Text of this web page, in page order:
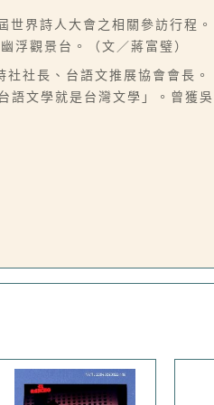
界詩人大會之相關參訪行程。
浮觀景台。（文／蔣富璧）
社長、台語文推展協會會長。
語文學就是台灣文學」。曾獲吳